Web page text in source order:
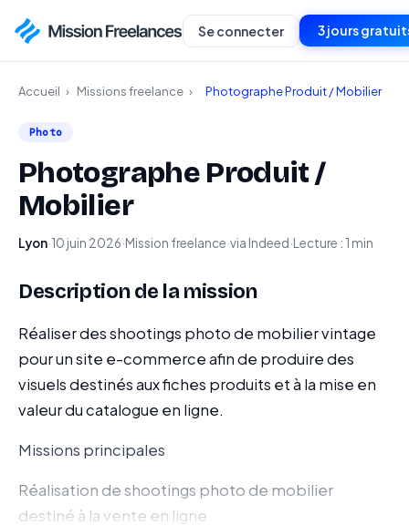
Se connecter 3 jours
Accueil › Missions freelance › Photographe Produit / Mobilier
Photo
Photographe Produit /
Mobilier
Lyon·10 juin 2026·Mission freelance·via Indeed·Lecture : 1 min
Description de la mission
Réaliser des shootings photo de mobilier vintage
pour un site e-commerce afin de produire des
visuels destinés aux fiches produits et à la mise en
valeur du catalogue en ligne.
Missions principales
Réalisation de shootings photo de mobilier
destiné à la vente en ligne.